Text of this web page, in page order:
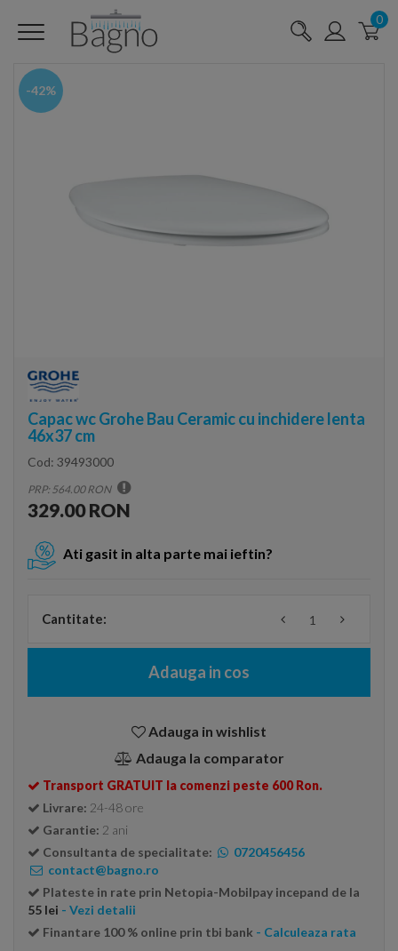
0
-42%
Capac wc Grohe Bau Ceramic cu inchidere lenta
46x37 cm
Cod: 39493000
PRP: 564.00 RON
329.00 RON
Ati gasit in alta parte mai ieftin?
Cantitate:
Adauga in cos
Adauga in wishlist
Adauga la comparator
Transport GRATUIT la comenzi peste 600 Ron.
Livrare: 24-48 ore
Garantie: 2 ani
Consultanta de specialitate:
0720456456
contact@bagno.ro
Plateste in rate prin Netopia-Mobilpay incepand de la
55 lei - Vezi detalii
Finantare 100 % online prin tbi bank - Calculeaza rata